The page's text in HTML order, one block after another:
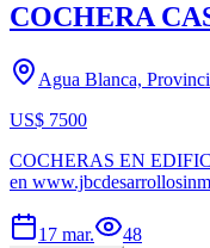
COCHERA
Agua Blanca,
US$ 7500
COCHERAS EN
en
17 mar. 48